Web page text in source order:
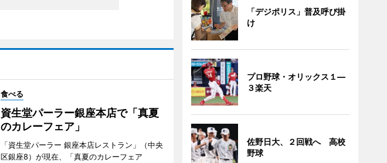
食べる
資生堂パーラー銀座本店で「真夏
のカレーフェア」
「資生堂パーラー 銀座本店レストラン」（中央
区銀座8）が現在、「真夏のカレーフェア
「デジポリス」普及呼び掛
け
プロ野球・オリックス１―
３楽天
佐野日大、２回戦へ 高校
野球